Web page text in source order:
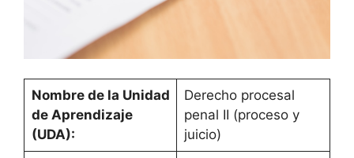
Nombre de la Unidad
de Aprendizaje
(UDA):
Derecho procesal
penal II (proceso y
juicio)